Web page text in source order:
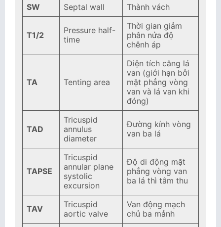
SW
Septal wall Thành vách
T1/2
Pressure half-
time
Thời gian giảm
phân nửa độ
chênh áp
TA Tenting area
Diện tích căng lá
van (giới hạn bởi
mặt phẳng vòng
van và lá van khi
đóng)
TAD
Tricuspid
annulus
diameter
Đường kính vòng
van ba lá
TAPSE
Tricuspid
annular plane
systolic
excursion
Độ di động mặt
phẳng vòng van
ba lá thì tâm thu
TAV
Tricuspid
aortic valve
Van động mạch
chủ ba mảnh